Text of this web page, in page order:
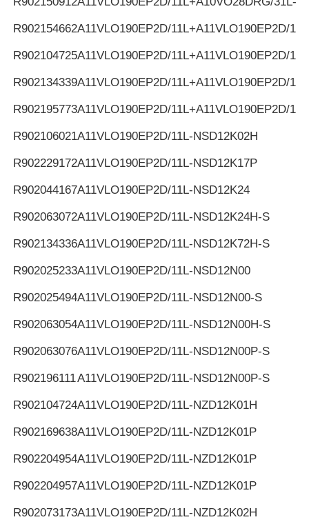
R902154662A11VLO190EP2D/11L+A11VLO190EP2D/11L
R902104725A11VLO190EP2D/11L+A11VLO190EP2D/11L
R902134339A11VLO190EP2D/11L+A11VLO190EP2D/11L
R902195773A11VLO190EP2D/11L+A11VLO190EP2D/11L
R902106021A11VLO190EP2D/11L-NSD12K02H
R902229172A11VLO190EP2D/11L-NSD12K17P
R902044167A11VLO190EP2D/11L-NSD12K24
R902063072A11VLO190EP2D/11L-NSD12K24H-S
R902134336A11VLO190EP2D/11L-NSD12K72H-S
R902025233A11VLO190EP2D/11L-NSD12N00
R902025494A11VLO190EP2D/11L-NSD12N00-S
R902063054A11VLO190EP2D/11L-NSD12N00H-S
R902063076A11VLO190EP2D/11L-NSD12N00P-S
R902196111A11VLO190EP2D/11L-NSD12N00P-S
R902104724A11VLO190EP2D/11L-NZD12K01H
R902169638A11VLO190EP2D/11L-NZD12K01P
R902204954A11VLO190EP2D/11L-NZD12K01P
R902204957A11VLO190EP2D/11L-NZD12K01P
R902073173A11VLO190EP2D/11L-NZD12K02H